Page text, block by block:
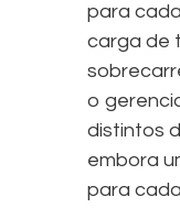
para
carga de
o
distintos
embora
para